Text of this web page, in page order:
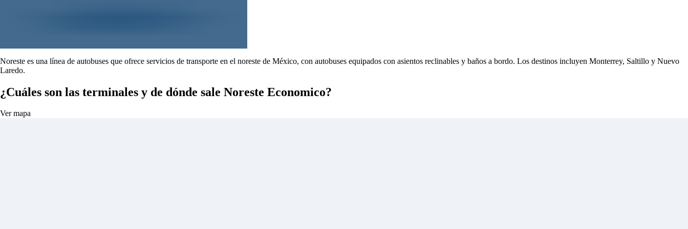
Noreste es una línea de autobuses que ofrece servicios de transporte en el noreste de México, con autobuses equipados con asientos reclinables y baños a bordo. Los destinos incluyen Monterrey, Saltillo y Nuevo
Laredo.
¿Cuáles son las terminales y de dónde sale Noreste Economico?
Ver mapa